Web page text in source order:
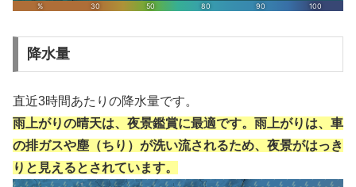
降水量
直近3時間あたりの降水量です。
雨上がりの晴天は、夜景鑑賞に最適です。雨上がりは、車
の排ガスや塵（ちり）が洗い流されるため、夜景がはっき
りと見えるとされています。